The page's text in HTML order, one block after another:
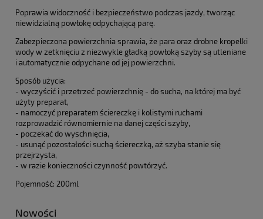
Poprawia widoczność i bezpieczeństwo podczas jazdy, tworząc
niewidzialną powłokę odpychającą parę.
Zabezpieczona powierzchnia sprawia, że para oraz drobne kropelki
wody w zetknięciu z niezwykle gładką powłoką szyby są utleniane
i automatycznie odpychane od jej powierzchni.
Sposób użycia:
- wyczyścić i przetrzeć powierzchnię - do sucha, na której ma być
użyty preparat,
- namoczyć preparatem ściereczkę i kolistymi ruchami
rozprowadzić równomiernie na danej części szyby,
- poczekać do wyschnięcia,
- usunąć pozostałości suchą ściereczką, aż szyba stanie się
przejrzysta,
- w razie konieczności czynność powtórzyć.
Pojemność: 200ml
Nowości